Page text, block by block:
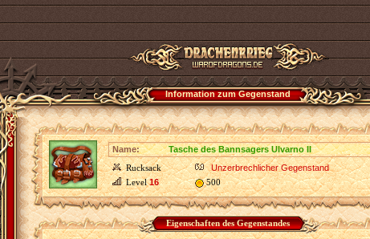
Information zum Gegenstand
Name:
Tasche des Bannsagers Ulvarno II
Rucksack
Unzerbrechlicher Gegenstand
Level16 500
Eigenschaften des Gegenstandes